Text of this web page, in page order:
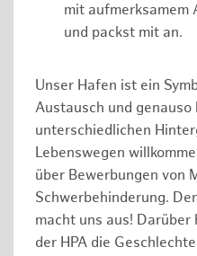
mit aufmerksamem
und packst mit an.
Unser Hafen ist ein
Austausch und
unterschiedlichen
Lebenswegen
über Bewerbungen von
Schwerbehinderung.
macht uns aus!
der HPA die